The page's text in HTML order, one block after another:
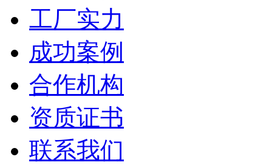
工厂实力
成功案例
合作机构
资质证书
联系我们